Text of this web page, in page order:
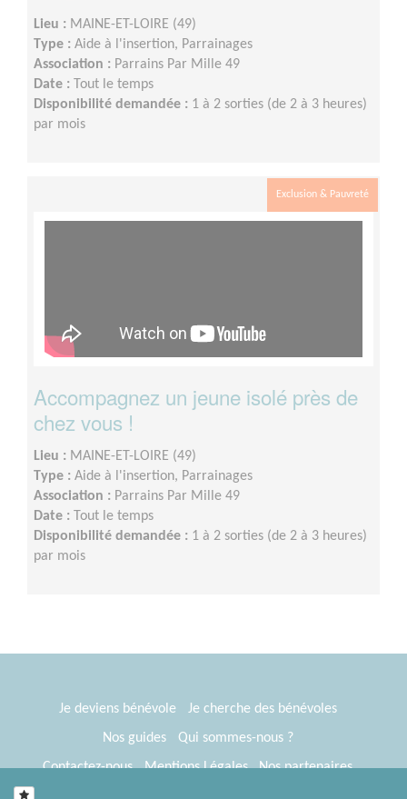
Lieu : MAINE-ET-LOIRE (49)
Type : Aide à l'insertion, Parrainages
Association : Parrains Par Mille 49
Date :
Tout le temps
Disponibilité demandée : 1 à 2 sorties (de 2 à 3 heures)
par mois
Exclusion & Pauvreté
Accompagnez un jeune isolé près de
chez vous !
Lieu : MAINE-ET-LOIRE (49)
Type : Aide à l'insertion, Parrainages
Association : Parrains Par Mille 49
Date :
Tout le temps
Disponibilité demandée : 1 à 2 sorties (de 2 à 3 heures)
par mois
Je deviens bénévole
Je cherche des bénévoles
Nos guides
Qui sommes-nous ?
Contactez-nous
Mentions Légales
Nos partenaires